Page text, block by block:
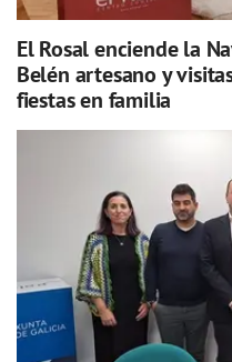
El Rosal enciende la
Belén artesano y
fiestas en familia